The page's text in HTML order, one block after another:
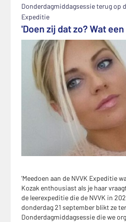
Donderdagmiddagsessie terug op
Expeditie
'Doen zij dat zo? Wat
'Meedoen aan de NVVK Expeditie
Kozak enthousiast als je haar
de leerexpeditie die de NVVK in
donderdag 21 september blikt ze
Donderdagmiddagsessie die we